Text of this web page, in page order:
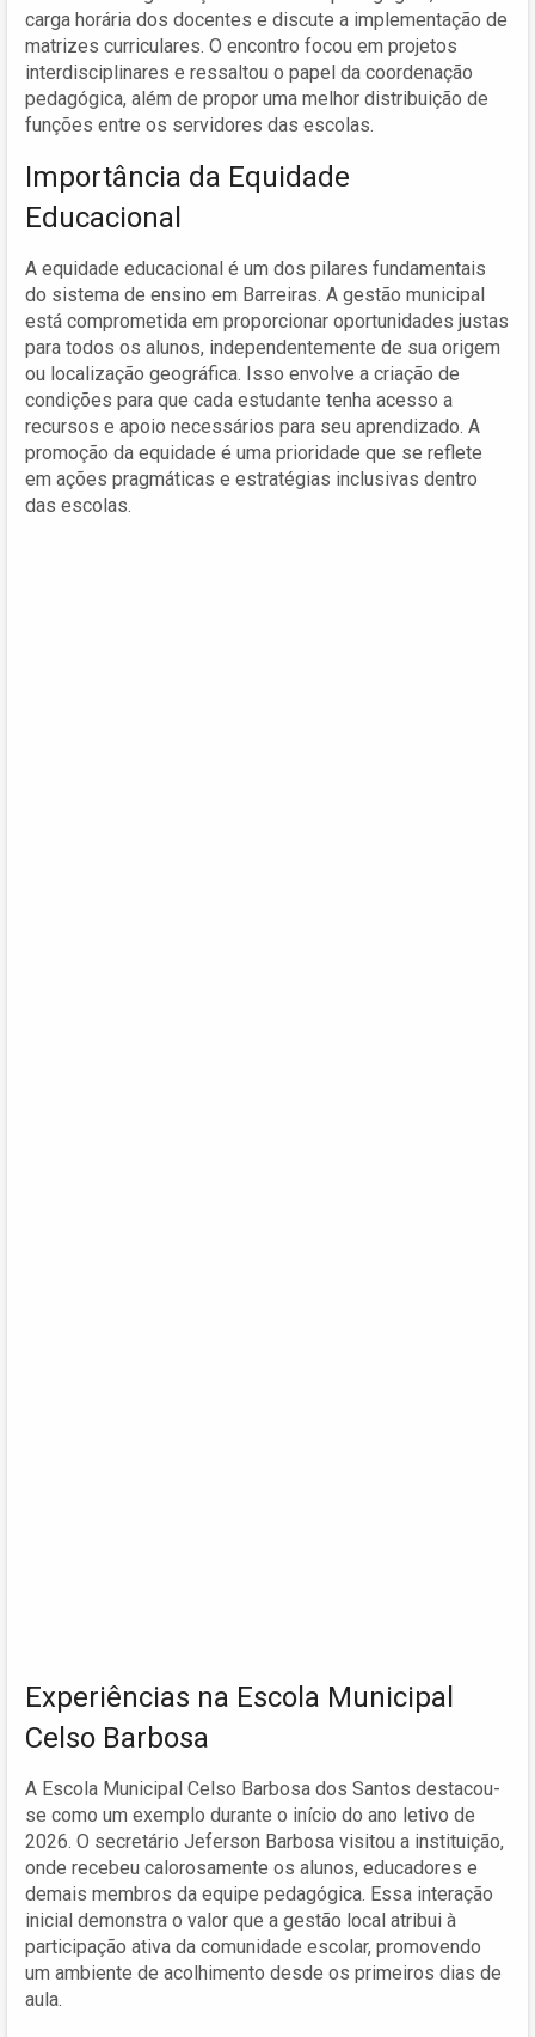
carga horária dos docentes e discute a implementação de
matrizes curriculares. O encontro focou em projetos
interdisciplinares e ressaltou o papel da coordenação
pedagógica, além de propor uma melhor distribuição de
funções entre os servidores das escolas.
Importância da Equidade
Educacional
A equidade educacional é um dos pilares fundamentais
do sistema de ensino em Barreiras. A gestão municipal
está comprometida em proporcionar oportunidades justas
para todos os alunos, independentemente de sua origem
ou localização geográfica. Isso envolve a criação de
condições para que cada estudante tenha acesso a
recursos e apoio necessários para seu aprendizado. A
promoção da equidade é uma prioridade que se reflete
em ações pragmáticas e estratégias inclusivas dentro
das escolas.
Experiências na Escola Municipal
Celso Barbosa
A Escola Municipal Celso Barbosa dos Santos destacou-
se como um exemplo durante o início do ano letivo de
2026. O secretário Jeferson Barbosa visitou a instituição,
onde recebeu calorosamente os alunos, educadores e
demais membros da equipe pedagógica. Essa interação
inicial demonstra o valor que a gestão local atribui à
participação ativa da comunidade escolar, promovendo
um ambiente de acolhimento desde os primeiros dias de
aula.